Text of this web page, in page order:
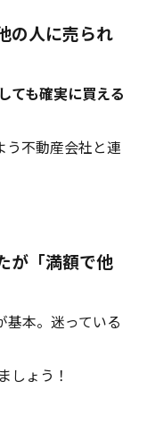
の人に売られ
ても確実に買える
う不動産会社と連
が「満額で他
基本。迷っている
しょう！